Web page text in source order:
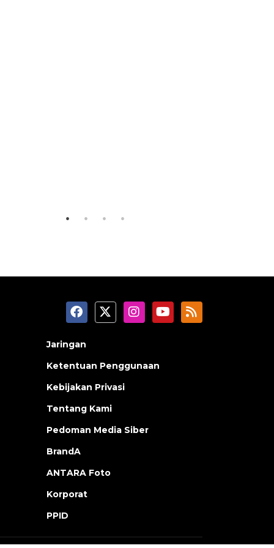
Jaringan
Ketentuan Penggunaan
Kebijakan Privasi
Tentang Kami
Pedoman Media Siber
BrandA
ANTARA Foto
Korporat
PPID